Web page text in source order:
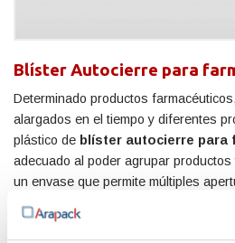
Blíster Autocierre para
Determinado productos
alargados en el tiempo y diferentes
plástico de blíster autocierre para
adecuado al poder agrupar
un envase que permite múltiples